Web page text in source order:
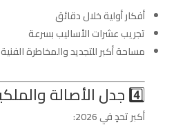
أفكار أولية خلال دقائق
تجريب عشرات الأساليب بسرعة
مساحة أكبر للتجديد والمخاطرة الفنية
4️⃣ جدل الأصالة والملكية الفكرية
أكبر تحدٍ في 2026: